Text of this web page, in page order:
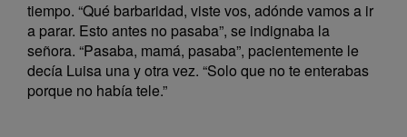
tiempo. “Qué barbaridad, viste vos, adónde vamos a ir
a parar. Esto antes no pasaba”, se indignaba la
señora. “Pasaba, mamá, pasaba”, pacientemente le
decía Luisa una y otra vez. “Solo que no te enterabas
porque no había tele.”